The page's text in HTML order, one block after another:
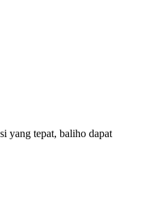
yang tepat, baliho dapat